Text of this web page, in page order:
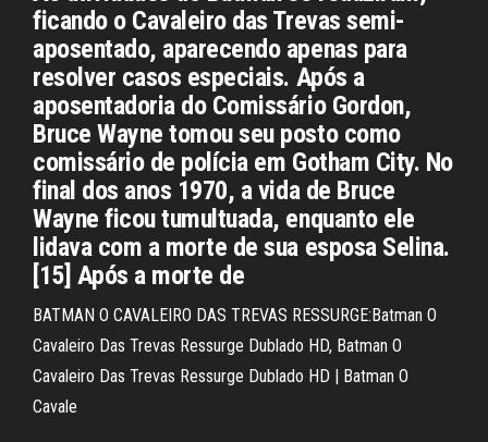
ficando o Cavaleiro das Trevas semi-
aposentado, aparecendo apenas para
resolver casos especiais. Após a
aposentadoria do Comissário Gordon,
Bruce Wayne tomou seu posto como
comissário de polícia em Gotham City. No
final dos anos 1970, a vida de Bruce
Wayne ficou tumultuada, enquanto ele
lidava com a morte de sua esposa Selina.
[15] Após a morte de
BATMAN O CAVALEIRO DAS TREVAS RESSURGE:Batman O
Cavaleiro Das Trevas Ressurge Dublado HD, Batman O
Cavaleiro Das Trevas Ressurge Dublado HD | Batman O
Cavale